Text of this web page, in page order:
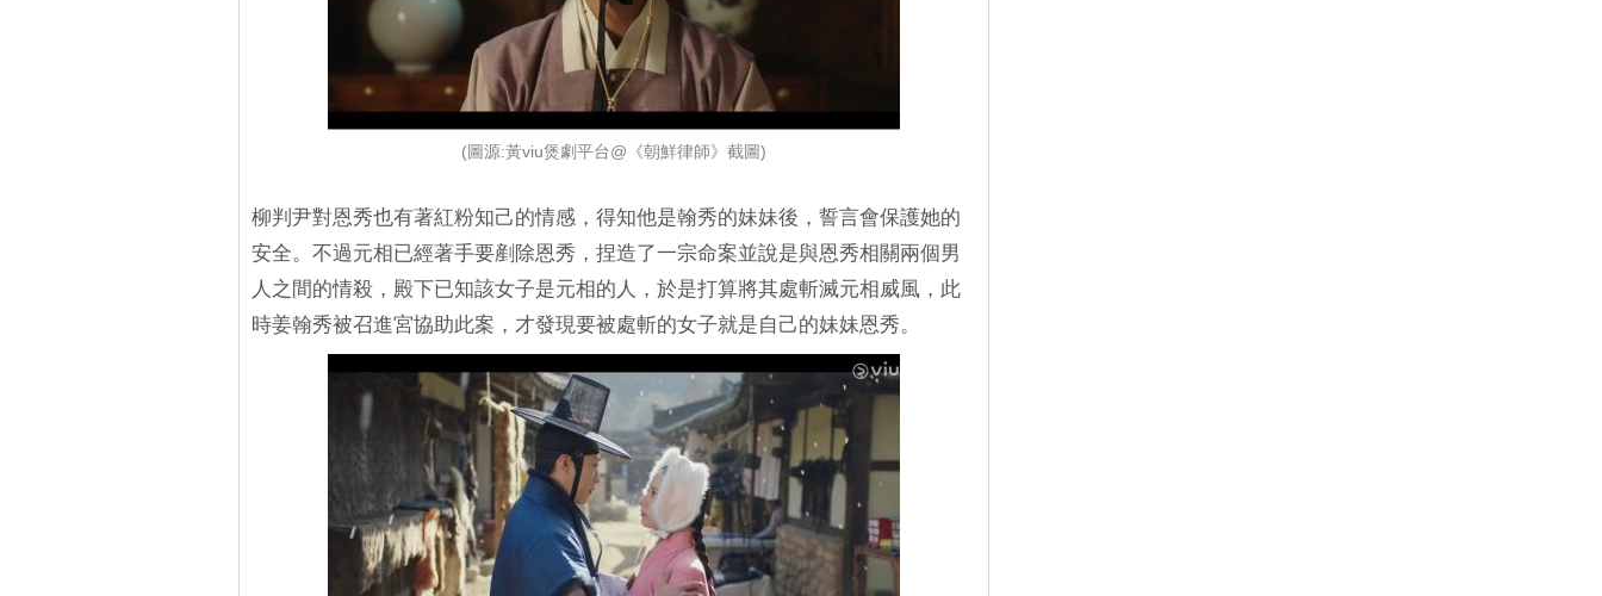
(圖源:黃viu煲劇平台@《朝鮮律師》截圖)
柳判尹對恩秀也有著紅粉知己的情感，得知他是翰秀的妹妹後，誓言會保護她的
安全。不過元相已經著手要剷除恩秀，捏造了一宗命案並說是與恩秀相關兩個男
人之間的情殺，殿下已知該女子是元相的人，於是打算將其處斬滅元相威風，此
時姜翰秀被召進宮協助此案，才發現要被處斬的女子就是自己的妹妹恩秀。